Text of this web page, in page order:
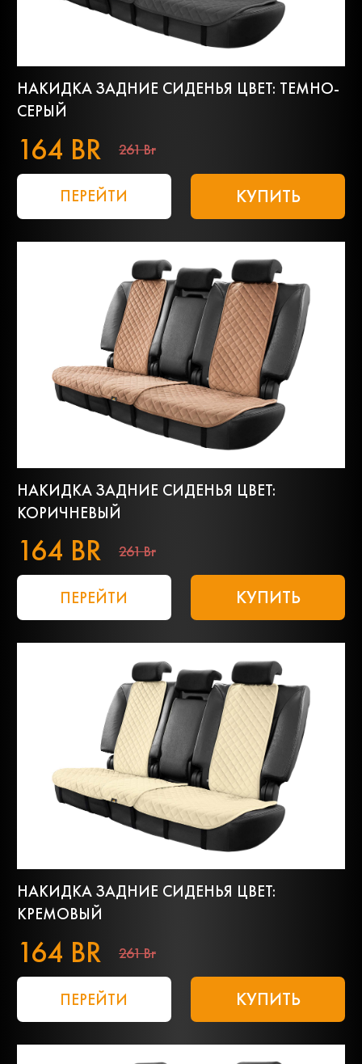
НАКИДКА ЗАДНИЕ СИДЕНЬЯ ЦВЕТ: ТЕМНО-
СЕРЫЙ
164 BR 261 Br
ПЕРЕЙТИ КУПИТЬ
НАКИДКА ЗАДНИЕ СИДЕНЬЯ ЦВЕТ:
КОРИЧНЕВЫЙ
164 BR 261 Br
ПЕРЕЙТИ КУПИТЬ
НАКИДКА ЗАДНИЕ СИДЕНЬЯ ЦВЕТ:
КРЕМОВЫЙ
164 BR 261 Br
ПЕРЕЙТИ КУПИТЬ